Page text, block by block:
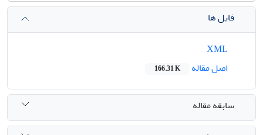
فایل ها
اصل مقاله
166.31 K
سابقه مقاله